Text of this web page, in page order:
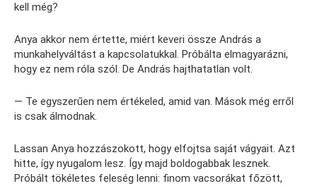
kell még?
Anya akkor nem értette, miért keveri össze András a
munkahelyváltást a kapcsolatukkal. Próbálta elmagyarázni,
hogy ez nem róla szól. De András hajthatatlan volt.
— Te egyszerűen nem értékeled, amid van. Mások még erről
is csak álmodnak.
Lassan Anya hozzászokott, hogy elfojtsa saját vágyait. Azt
hitte, így nyugalom lesz. Így majd boldogabbak lesznek.
Próbált tökéletes feleség lenni: finom vacsorákat főzött,